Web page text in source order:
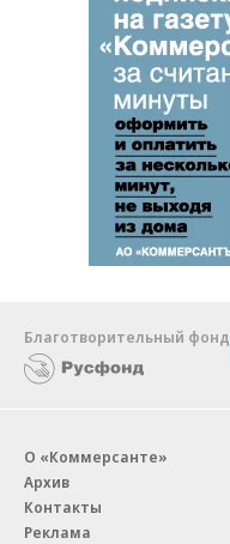
Благотворительный фонд
О «Коммерсанте»
Архив
Контакты
Реклама